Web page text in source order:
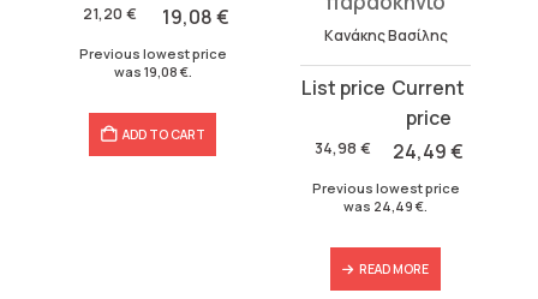
21,20 €
was:
19,08€
is:
Previous lowest price
was 19,08 €.
ADD TO CART
Κανάκης Βασίλης
34,98 €
Original
was:
24,49€
Current
is:
Previous lowest price
was 24,49 €
READ MORE